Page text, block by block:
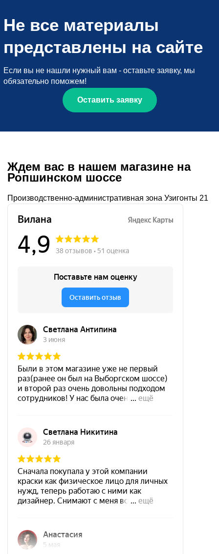
Не все материалы
представлены на сайте
Если вы не нашли нужный вам - оставьте заявку, мы
обязательно поможем!
Оставить заявку
Ждем вас в нашем магазине на
Ропшинском шоссе
Производственно-административная зона Узигонты 21